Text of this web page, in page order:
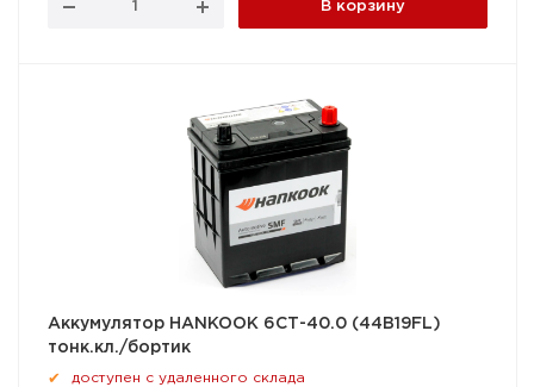
В корзину
Аккумулятор HANKOOK 6СТ-40.0 (44B19FL)
тонк.кл./бортик
✔ доступен с удаленного склада